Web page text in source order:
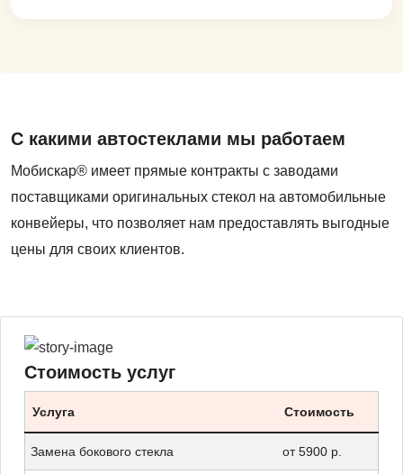
С какими автостеклами мы работаем
Мобискар® имеет прямые контракты с заводами
поставщиками оригинальных стекол на автомобильные
конвейеры, что позволяет нам предоставлять выгодные
цены для своих клиентов.
Стоимость услуг
Услуга Стоимость
Замена бокового стекла от 5900 р.